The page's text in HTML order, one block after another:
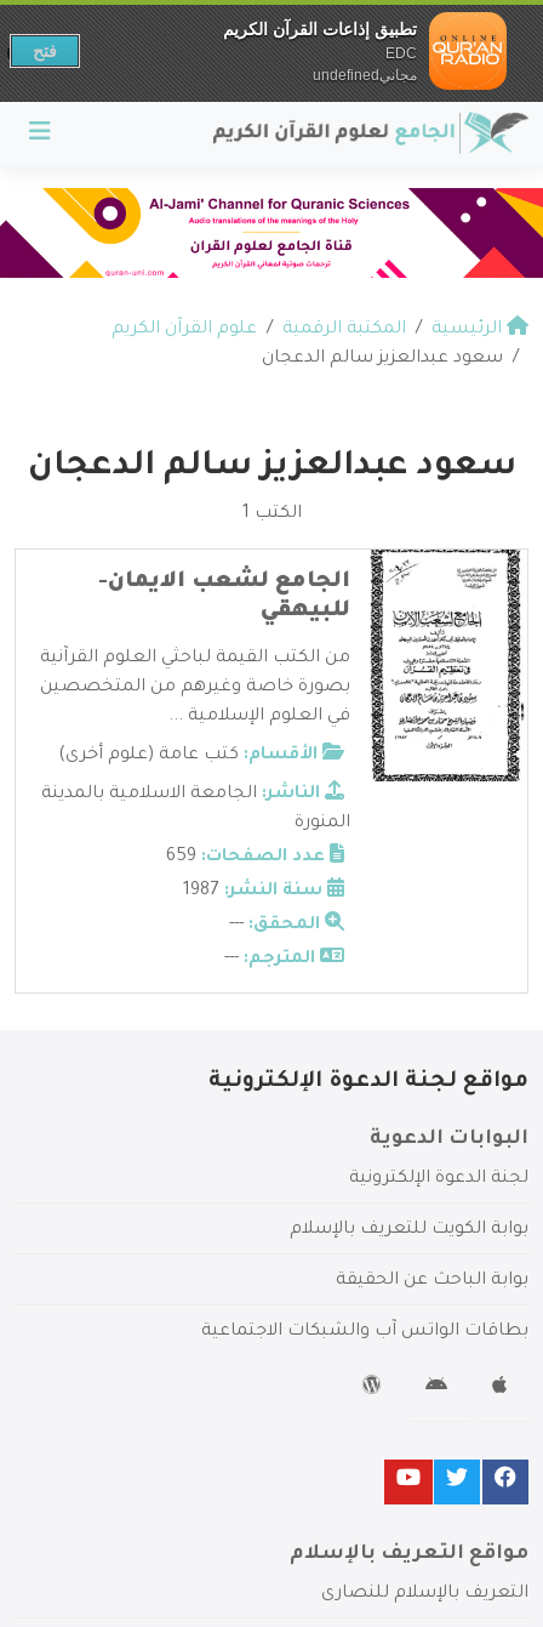
الرئيسية المكتبة الرقمية
علوم القرآن الكريم
سعود عبدالعزيز سالم الدعجان
سعود عبدالعزيز سالم الدعجان
الكتب 1
الجامع لشعب الايمان-
للبيهقي
من الكتب القيمة لباحثي العلوم القرآنية
بصورة خاصة وغيرهم من المتخصصين
في العلوم الإسلامية ...
الأقسام: كتب عامة (علوم أخرى)
الناشر: الجامعة الاسلامية بالمدينة
المنورة
عدد الصفحات:
سنة النشر:
المحقق: ---
المترجم: ---
مواقع لجنة الدعوة الإلكترونية
البوابات الدعوية
لجنة الدعوة الإلكترونية
بوابة الكويت للتعريف بالإسلام
بوابة الباحث عن الحقيقة
بطاقات الواتس آب والشبكات الاجتماعية
مواقع التعريف بالإسلام
التعريف بالإسلام للنصارى
تطبيق إذاعات القرآن الكريم
EDC
مجانيundefined
فتح